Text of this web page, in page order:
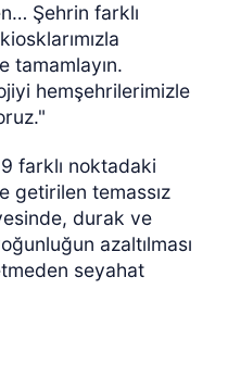
Şehrin farklı
tamamlayın.
hemşehrilerimizle
farklı noktadaki
getirilen temassız
durak ve
azaltılması
seyahat